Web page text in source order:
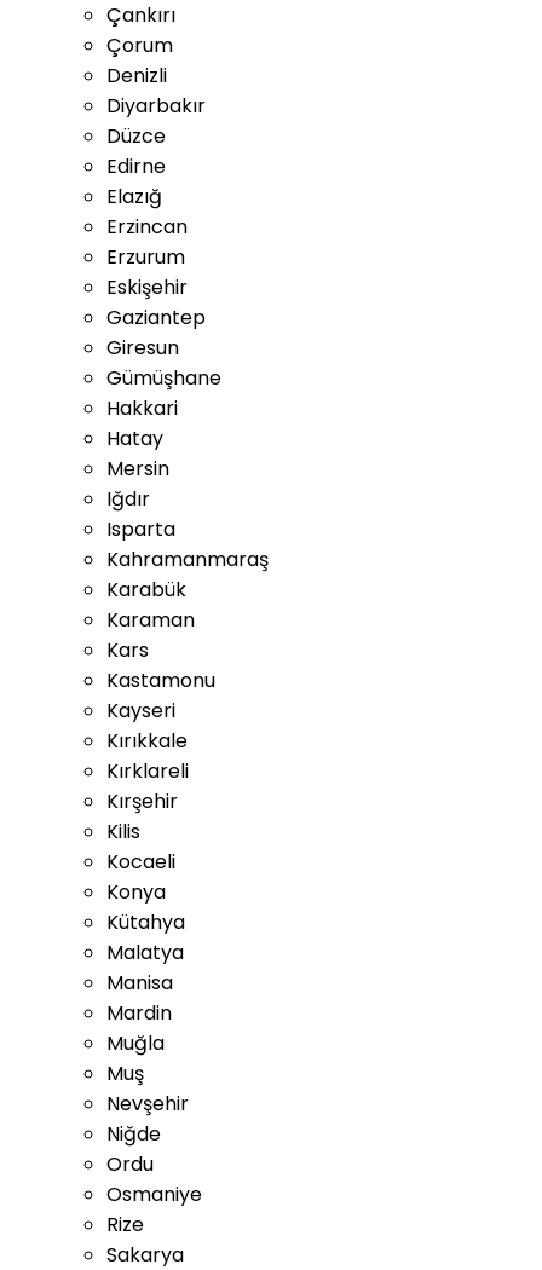
Çankırı
Çorum
Denizli
Diyarbakır
Düzce
Edirne
Elazığ
Erzincan
Erzurum
Eskişehir
Gaziantep
Giresun
Gümüşhane
Hakkari
Hatay
Mersin
Iğdır
Isparta
Kahramanmaraş
Karabük
Karaman
Kars
Kastamonu
Kayseri
Kırıkkale
Kırklareli
Kırşehir
Kilis
Kocaeli
Konya
Kütahya
Malatya
Manisa
Mardin
Muğla
Muş
Nevşehir
Niğde
Ordu
Osmaniye
Rize
Sakarya